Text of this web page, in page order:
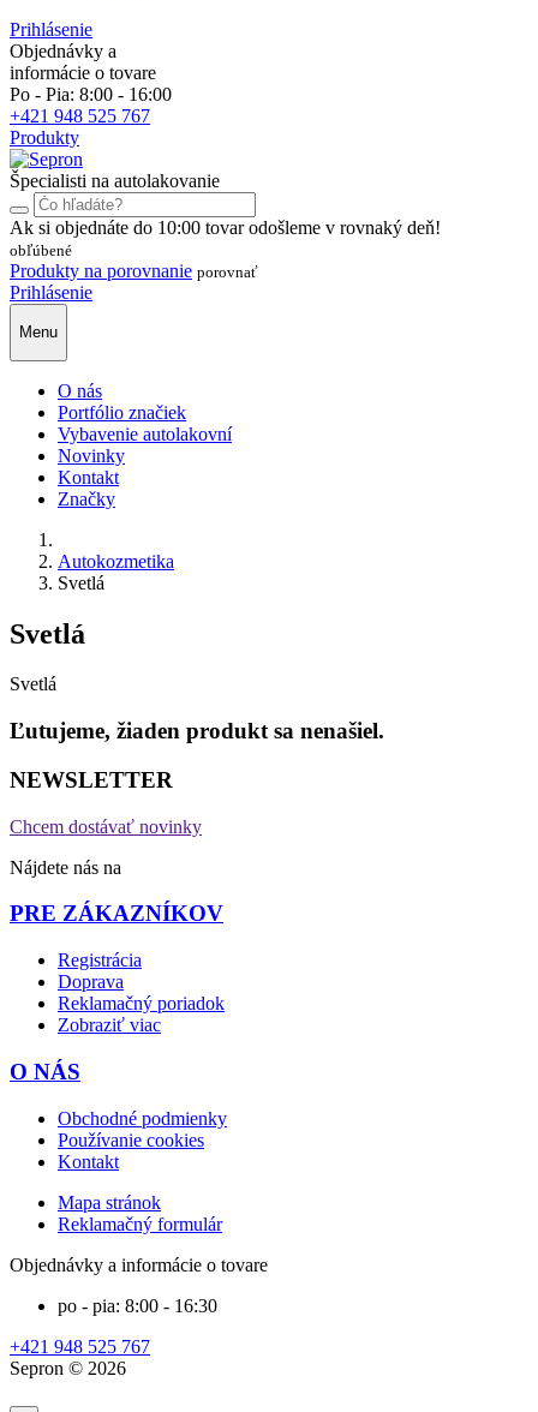
Prihlásenie
Objednávky a
informácie o tovare
Po - Pia: 8:00 - 16:00
+421 948 525 767
Produkty
Špecialisti na autolakovanie
Ak si objednáte do 10:00 tovar odošleme v rovnaký deň!
obľúbené
Produkty na porovnanie porovnať
Prihlásenie
Menu
O nás
Portfólio značiek
Vybavenie autolakovní
Novinky
Kontakt
Značky
Autokozmetika
Svetlá
Svetlá
Svetlá
Ľutujeme, žiaden produkt sa nenašiel.
NEWSLETTER
Chcem dostávať novinky
Nájdete nás na
PRE ZÁKAZNÍKOV
Registrácia
Doprava
Reklamačný poriadok
Zobraziť viac
O NÁS
Obchodné podmienky
Používanie cookies
Kontakt
Mapa stránok
Reklamačný formulár
Objednávky a informácie o tovare
po - pia: 8:00 - 16:30
+421 948 525 767
Sepron © 2026